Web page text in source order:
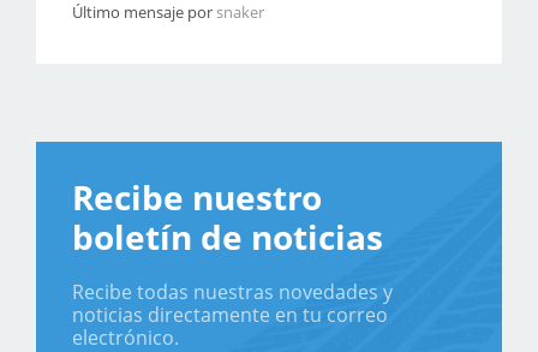
Último mensaje porsnaker
Recibe nuestro
boletín de noticias
Recibe todas nuestras novedades y
noticias directamente en tu correo
electrónico.